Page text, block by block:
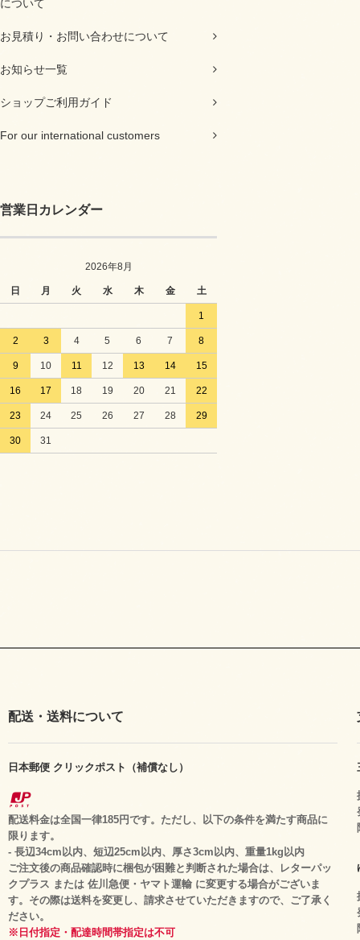
について
お見積り・お問い合わせについて
お知らせ一覧
ショップご利用ガイド
For our international customers
営業日カレンダー
2026年8月
日 月 火 水 木 金 土
1
2 3 4 5 6 7 8
9 10 11 12 13 14 15
16 17 18 19 20 21 22
23 24 25 26 27 28 29
30 31
配送・送料について
日本郵便 クリックポスト（補償なし）
配送料金は全国一律185円です。ただし、以下の条件を満たす商品に
限ります。
- 長辺34cm以内、短辺25cm以内、厚さ3cm以内、重量1kg以内
ご注文後の商品確認時に梱包が困難と判断された場合は、レターパッ
クプラス または 佐川急便・ヤマト運輸 に変更する場合がございま
す。その際は送料を変更し、請求させていただきますので、ご了承く
ださい。
※日付指定・配達時間帯指定は不可